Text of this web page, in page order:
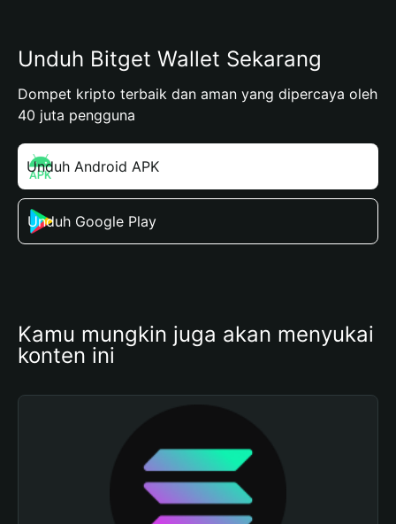
Unduh Bitget Wallet Sekarang
Dompet kripto terbaik dan aman yang dipercaya oleh
40 juta pengguna
Unduh Android APK
Unduh Google Play
Kamu mungkin juga akan menyukai
konten ini